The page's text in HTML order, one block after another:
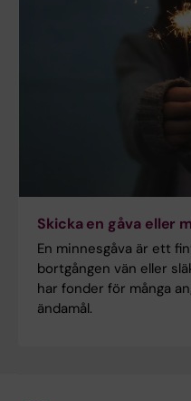
Skicka en gåva eller
En minnesgåva är ett
bortgången vän eller
har fonder för många
ändamål.